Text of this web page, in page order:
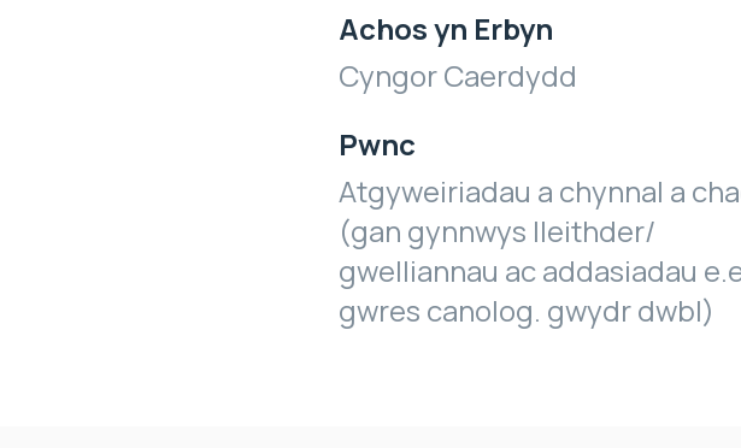
Achos yn Erbyn
Cyngor Caerdydd
Pwnc
Atgyweiriadau a chynnal a
(gan gynnwys lleithder/
gwelliannau ac addasiadau
gwres canolog. gwydr dwbl)